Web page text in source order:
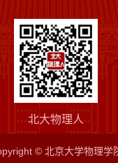
北大物理人
© 北京大学物理学